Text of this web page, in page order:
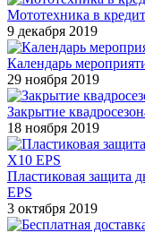
Мототехника в
9 декабря 2019
Календарь
29 ноября 2019
Закрытие
18 ноября 2019
Пластиковая защита
EPS
3 октября 2019